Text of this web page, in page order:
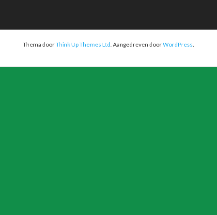
Thema doorThink Up Themes Ltd. Aangedreven doorWordPress.